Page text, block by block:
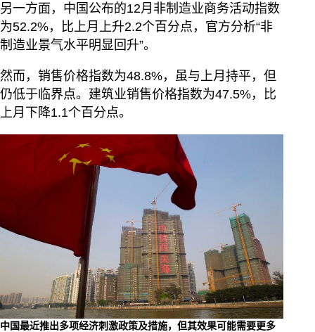
另一方面，中国公布的12月非制造业商务活动指数
为52.2%，比上月上升2.2个百分点，官方分析“非
制造业景气水平明显回升”。
然而，销售价格指数为48.8%，虽与上月持平，但
仍低于临界点。建筑业销售价格指数为47.5%，比
上月下降1.1个百分点。
中国最近推出多项经济刺激政策及措施，但其效果可能需要更多